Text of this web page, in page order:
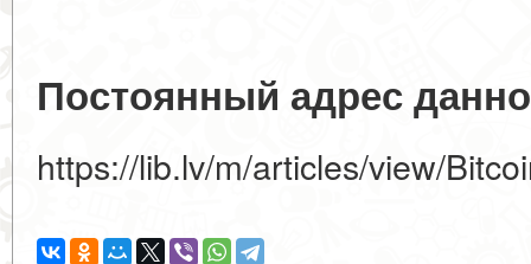
Постоянный адрес
https://lib.lv/m/articles/view/